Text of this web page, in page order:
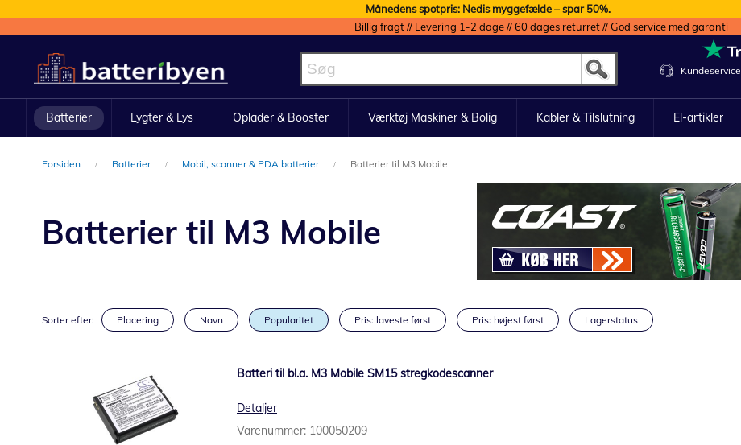
Månedens spotpris: Nedis myggefælde – spar 50%.
Billig fragt // Levering 1-2 dage // 60 dages returret // God service med garanti
to
Content
Kundeservice
Batterier Lygter & Lys Oplader & Booster Værktøj Maskiner & Bolig Kabler & Tilslutning El-artikler
Forsiden Batterier Mobil, scanner & PDA batterier Batterier til M3 Mobile
Batterier til M3 Mobile
Sorter efter: Placering Navn Popularitet Pris: laveste først Pris: højest først Lagerstatus
Batteri til bl.a. M3 Mobile SM15 stregkodescanner
Detaljer
Varenummer: 100050209